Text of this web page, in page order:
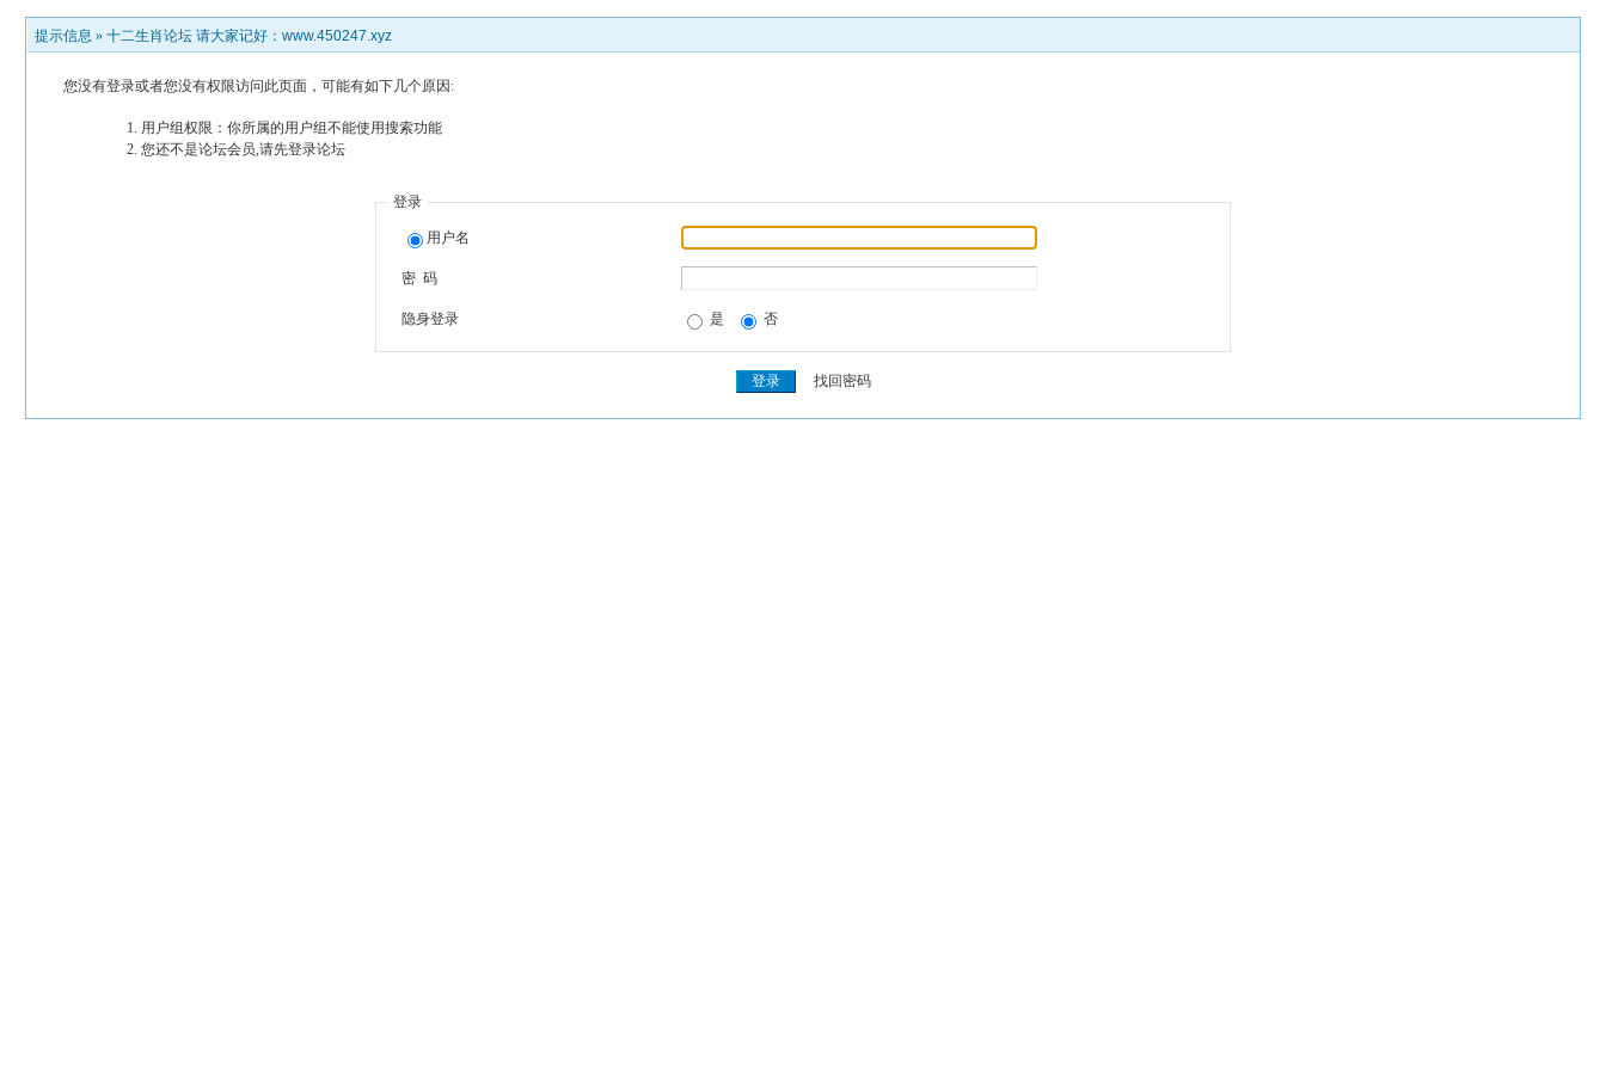
提示信息 » 十二生肖论坛 请大家记好：www.450247.xyz
您没有登录或者您没有权限访问此页面，可能有如下几个原因:
用户组权限：你所属的用户组不能使用搜索功能
您还不是论坛会员,请先登录论坛
登录
用户名
密 码
隐身登录 是 否
找回密码